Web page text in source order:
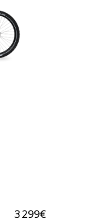
3 299€